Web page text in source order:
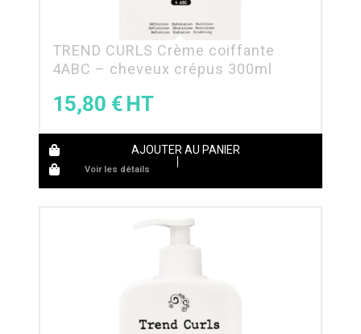
TREND CURLS Crème coiffante
4ABC – cheveux crépus 300ml
15,80 €
AJOUTER AU PANIER
Voir les détails